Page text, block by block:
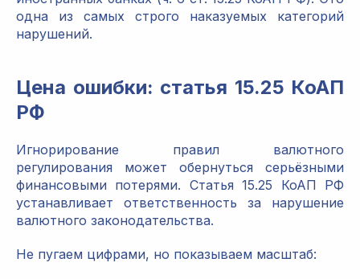
одна из самых строго наказуемых категорий
нарушений.
Цена ошибки: статья 15.25 КоАП
РФ
Игнорирование правил валютного
регулирования может обернуться серьёзными
финансовыми потерями. Статья 15.25 КоАП РФ
устанавливает ответственность за нарушение
валютного законодательства.
Не пугаем цифрами, но показываем масштаб: